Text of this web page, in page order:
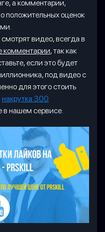
а комментарии,
положительных оценок
видео, всегда в
комментарии, так как
если это будет
под видео с
для этого стоить
накрутка 300
в нашем сервисе.